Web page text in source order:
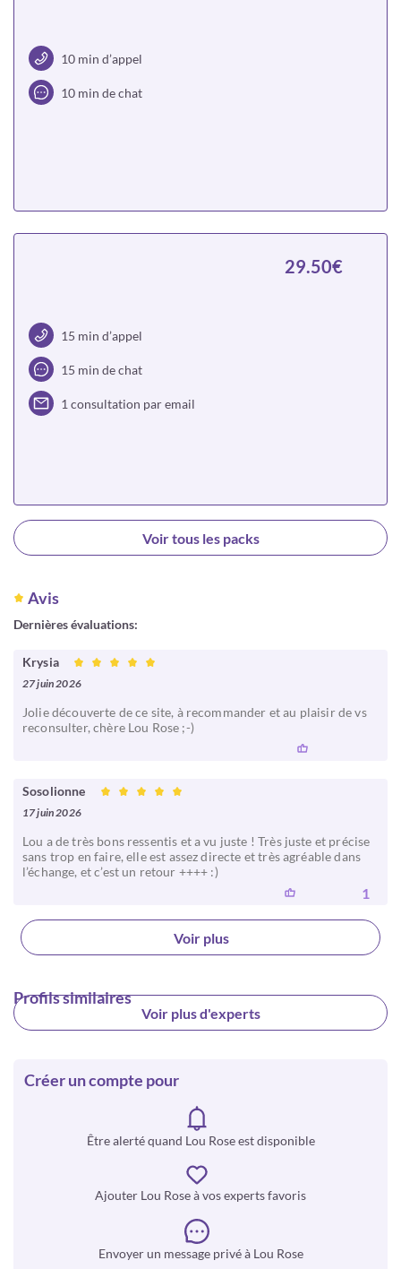
10 min d’appel
10 min de chat
15 min d’appel
15 min de chat
1 consultation par email
29.50€
Choisir
Voir tous les packs
Avis
Dernières évaluations:
Krysia
27 juin 2026
Jolie découverte de ce site, à recommander et au plaisir de vs
reconsulter, chère Lou Rose ;-)
Sosolionne
17 juin 2026
Lou a de très bons ressentis et a vu juste ! Très juste et précise
sans trop en faire, elle est assez directe et très agréable dans
l’échange, et c’est un retour ++++ :)
1
Voir plus
Profils similaires
Voir plus d'experts
Créer un compte pour
Être alerté quand Lou Rose est disponible
Ajouter Lou Rose à vos experts favoris
Envoyer un message privé à Lou Rose